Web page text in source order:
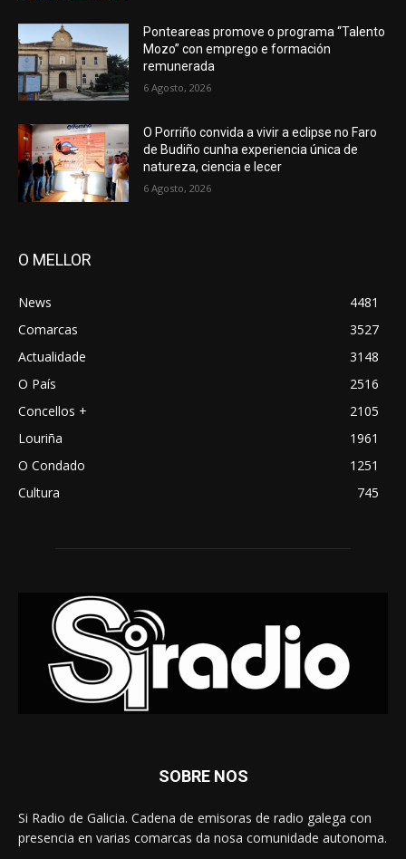
Ponteareas promove o programa “Talento
Mozo” con emprego e formación
remunerada
6 Agosto, 2026
O Porriño convida a vivir a eclipse no Faro
de Budiño cunha experiencia única de
natureza, ciencia e lecer
6 Agosto, 2026
O MELLOR
News
4481
Comarcas
3527
Actualidade
3148
O País
2516
Concellos +
2105
Louriña
1961
O Condado
1251
Cultura
745
SOBRE NOS
Si Radio de Galicia. Cadena de emisoras de radio galega con
presencia en varias comarcas da nosa comunidade autonoma.